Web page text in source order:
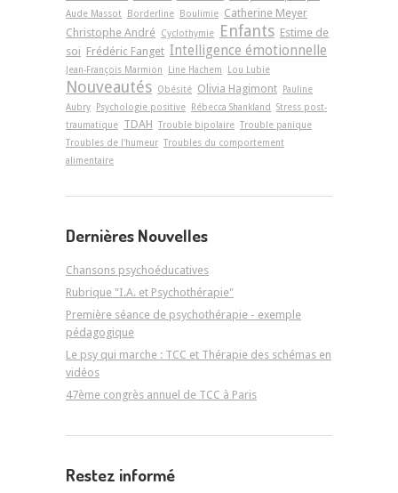
Aude Massot Borderline Boulimie Catherine Meyer
Christophe André Cyclothymie Enfants Estime de
soi Frédéric Fanget Intelligence émotionnelle
Jean-François Marmion Line Hachem Lou Lubie
Nouveautés Obésité Olivia Hagimont Pauline
Aubry Psychologie positive Rébecca Shankland Stress post-
traumatique TDAH Trouble bipolaire Trouble panique
Troubles de l'humeur Troubles du comportement
alimentaire
Dernières Nouvelles
Chansons psychoéducatives
Rubrique "I.A. et Psychothérapie"
Première séance de psychothérapie - exemple
pédagogique
Le psy qui marche : TCC et Thérapie des schémas en
vidéos
47ème congrès annuel de TCC à Paris
Restez informé